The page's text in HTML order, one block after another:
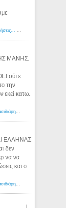
Ένα βιβλίο που πολεμήθηκε γιατί ξυπνούσε συνειδήσεις... - Λόγιος Ερμής | Η γνώση ξεκινάει με την αναζήτηση...
ΜΑΝΗΣ.
ούτε
την
εκεί κατω.
Αμερικανοί ρατσιστές αναρωτιούνται αν ο Ηλίας Κασιδιάρης ανήκει στη λευκή φυλή... - Λόγιος Ερμής
ΕΛΛΗΝΑΣ
δεν
να να
και ο
Αμερικανοί ρατσιστές αναρωτιούνται αν ο Ηλίας Κασιδιάρης ανήκει στη λευκή φυλή... - Λόγιος Ερμής